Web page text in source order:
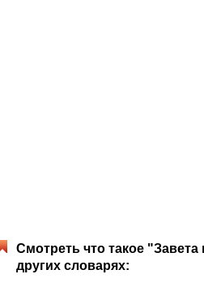
Смотреть что такое
других словарях: